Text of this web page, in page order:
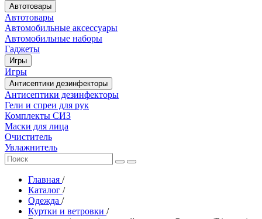
Автотовары
Автотовары
Автомобильные аксессуары
Автомобильные наборы
Гаджеты
Игры
Игры
Антисептики дезинфекторы
Антисептики дезинфекторы
Гели и спреи для рук
Комплекты СИЗ
Маски для лица
Очиститель
Увлажнитель
Главная /
Каталог /
Одежда /
Куртки и ветровки /